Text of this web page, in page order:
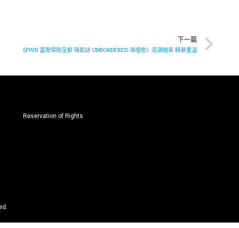
下一篇
《FWD 富衛保險呈獻 陳凱詠 UNBORDERED 演唱會》完滿結束 精華重溫
Reservation of Rights